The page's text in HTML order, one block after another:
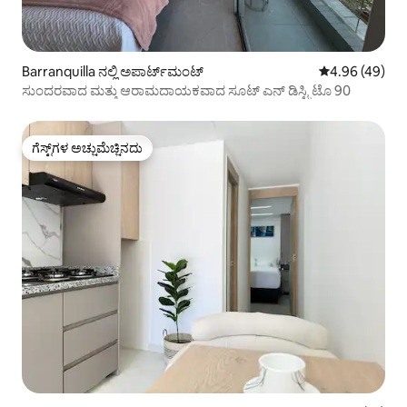
Barranquilla ನಲ್ಲಿ ಅಪಾರ್ಟ್‌ಮಂಟ್ 5 ರಲ್ಲಿ 4.96
4.96 (49)
ಸುಂದರವಾದ ಮತ್ತು ಆರಾಮದಾಯಕವಾದ ಸೂಟ್ ಎನ್ ಡಿಸ್ಟ್ರಿಟೊ 90
ಗೆಸ್ಟ್‌ಗಳ ಅಚ್ಚುಮೆಚ್ಚಿನದು
ಗೆಸ್ಟ್‌ಗಳ ಅಚ್ಚುಮೆಚ್ಚಿನದು